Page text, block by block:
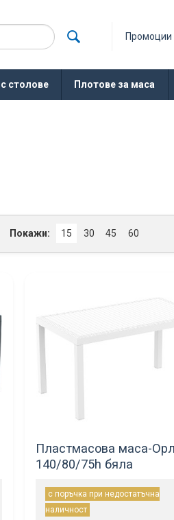
Промоции
столове Плотове за маса
Покажи: 15 30 45 60
Пластмасова маса-
140/80/75h бяла
с поръчка при недостатъчна
наличност